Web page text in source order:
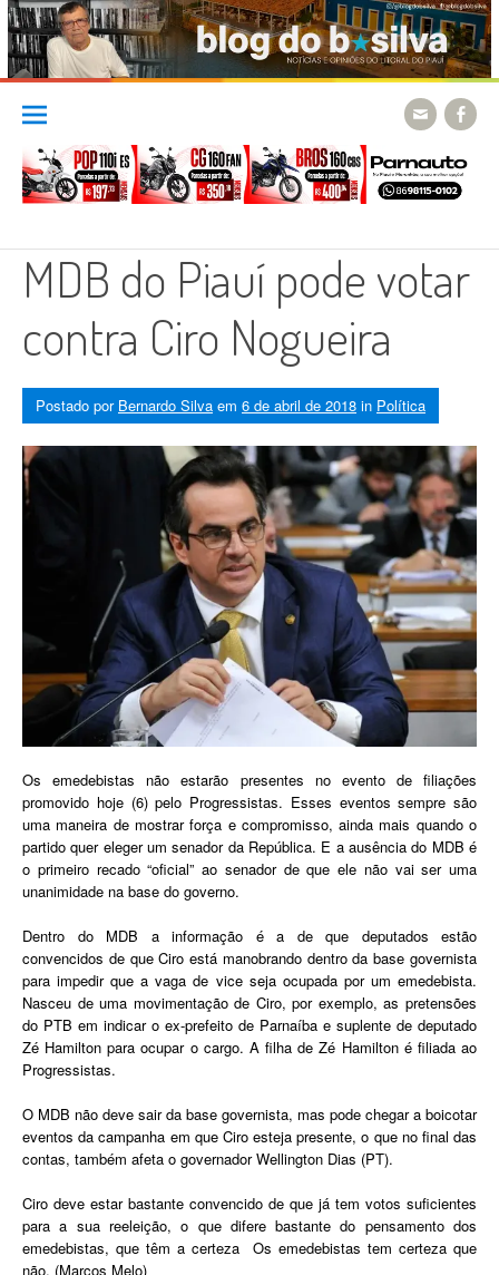
Skip
content
MDB do Piauí pode votar
contra Ciro Nogueira
Postado por Bernardo Silva em 6 de abril de 2018 in Política
Os emedebistas não estarão presentes no evento de filiações
promovido hoje (6) pelo Progressistas. Esses eventos sempre são
uma maneira de mostrar força e compromisso, ainda mais quando o
partido quer eleger um senador da República. E a ausência do MDB é
o primeiro recado “oficial” ao senador de que ele não vai ser uma
unanimidade na base do governo.
Dentro do MDB a informação é a de que deputados estão
convencidos de que Ciro está manobrando dentro da base governista
para impedir que a vaga de vice seja ocupada por um emedebista.
Nasceu de uma movimentação de Ciro, por exemplo, as pretensões
do PTB em indicar o ex-prefeito de Parnaíba e suplente de deputado
Zé Hamilton para ocupar o cargo. A filha de Zé Hamilton é filiada ao
Progressistas.
O MDB não deve sair da base governista, mas pode chegar a boicotar
eventos da campanha em que Ciro esteja presente, o que no final das
contas, também afeta o governador Wellington Dias (PT).
Ciro deve estar bastante convencido de que já tem votos suficientes
para a sua reeleição, o que difere bastante do pensamento dos
emedebistas, que têm a certeza Os emedebistas tem certeza que
não. (Marcos Melo)